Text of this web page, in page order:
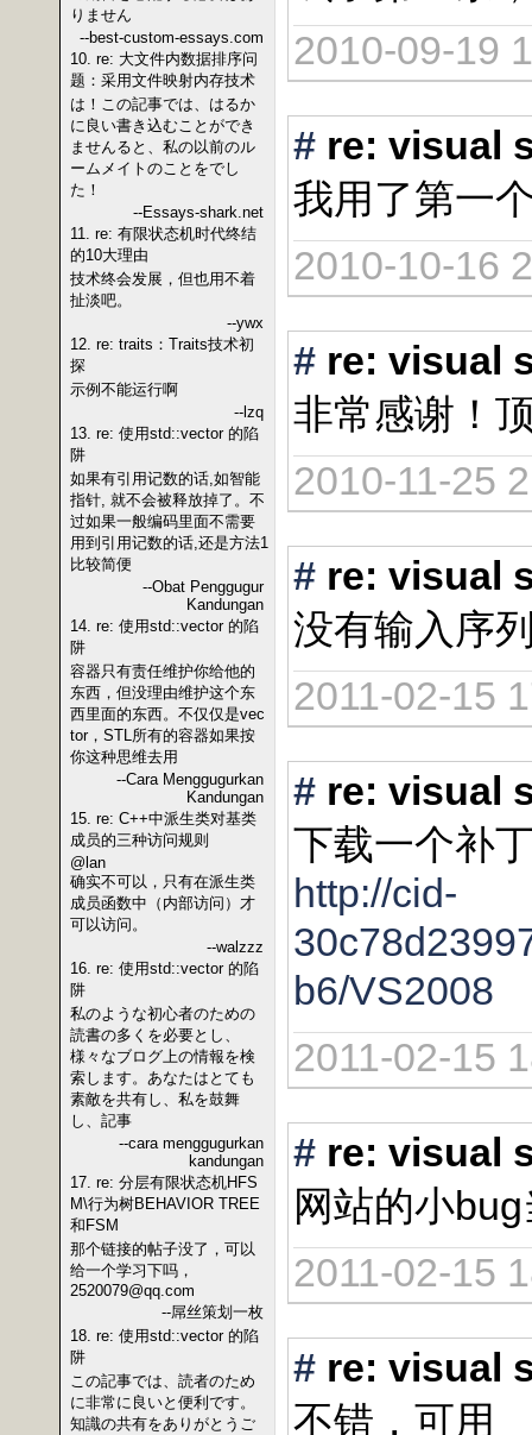
りません
--best-custom-essays.com
10. re: 大文件内数据排序问
题：采用文件映射内存技术
は！この記事では、はるか
に良い書き込むことができ
ませんると、私の以前のル
ームメイトのことをでし
た！
--Essays-shark.net
11. re: 有限状态机时代终结
的10大理由
技术终会发展，但也用不着
扯淡吧。
--ywx
12. re: traits：Traits技术初
探
示例不能运行啊
--lzq
13. re: 使用std::vector 的陷
阱
如果有引用记数的话,如智能
指针, 就不会被释放掉了。不
过如果一般编码里面不需要
用到引用记数的话,还是方法1
比较简便
--Obat Penggugur
Kandungan
14. re: 使用std::vector 的陷
阱
容器只有责任维护你给他的
东西，但没理由维护这个东
西里面的东西。不仅仅是vec
tor，STL所有的容器如果按
你这种思维去用
--Cara Menggugurkan
Kandungan
15. re: C++中派生类对基类
成员的三种访问规则
@lan
确实不可以，只有在派生类
成员函数中（内部访问）才
可以访问。
--walzzz
16. re: 使用std::vector 的陷
阱
私のような初心者のための
読書の多くを必要とし、
様々なブログ上の情報を検
索します。あなたはとても
素敵を共有し、私を鼓舞
し、記事
--cara menggugurkan
kandungan
17. re: 分层有限状态机HFS
M\行为树BEHAVIOR TREE
和FSM
那个链接的帖子没了，可以
给一个学习下吗，
2520079@qq.com
--屌丝策划一枚
18. re: 使用std::vector 的陷
阱
この記事では、読者のため
に非常に良いと便利です。
知識の共有をありがとうご
2010-09-19
# re: visual
我用了第一
2010-10-16
# re: visual
非常感谢！
2010-11-25
# re: visual
没有输入序
2011-02-15
# re: visual
下载一个补
http://cid-
b6/VS2008
2011-02-15
# re: visual
网站的小
2011-02-15
# re: visual
不错，可用